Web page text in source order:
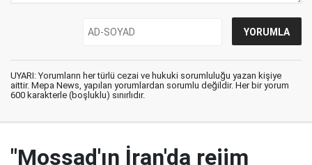
UYARI: Yorumların her türlü cezai ve hukuki sorumluluğu yazan kişiye
aittir. Mepa News, yapılan yorumlardan sorumlu değildir. Her bir yorum
600 karakterle (boşluklu) sınırlıdır.
"Mossad'ın İran'da rejim